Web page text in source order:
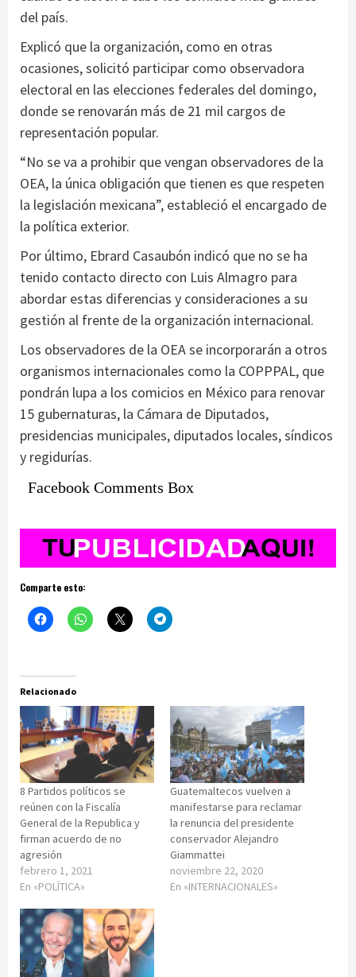
del país.
Explicó que la organización, como en otras
ocasiones, solicitó participar como observadora
electoral en las elecciones federales del domingo,
donde se renovarán más de 21 mil cargos de
representación popular.
“No se va a prohibir que vengan observadores de la
OEA, la única obligación que tienen es que respeten
la legislación mexicana”, estableció el encargado de
la política exterior.
Por último, Ebrard Casaubón indicó que no se ha
tenido contacto directo con Luis Almagro para
abordar estas diferencias y consideraciones a su
gestión al frente de la organización internacional.
Los observadores de la OEA se incorporarán a otros
organismos internacionales como la COPPPAL, que
pondrán lupa a los comicios en México para renovar
15 gubernaturas, la Cámara de Diputados,
presidencias municipales, diputados locales, síndicos
y regidurías.
Facebook Comments Box
Comparte esto:
Relacionado
8 Partidos políticos se
reúnen con la Fiscalía
General de la Republica y
firman acuerdo de no
agresión
febrero 1, 2021
En «POLÍTICA»
Guatemaltecos vuelven a
manifestarse para reclamar
la renuncia del presidente
conservador Alejandro
Giammattei
noviembre 22, 2020
En «INTERNACIONALES»